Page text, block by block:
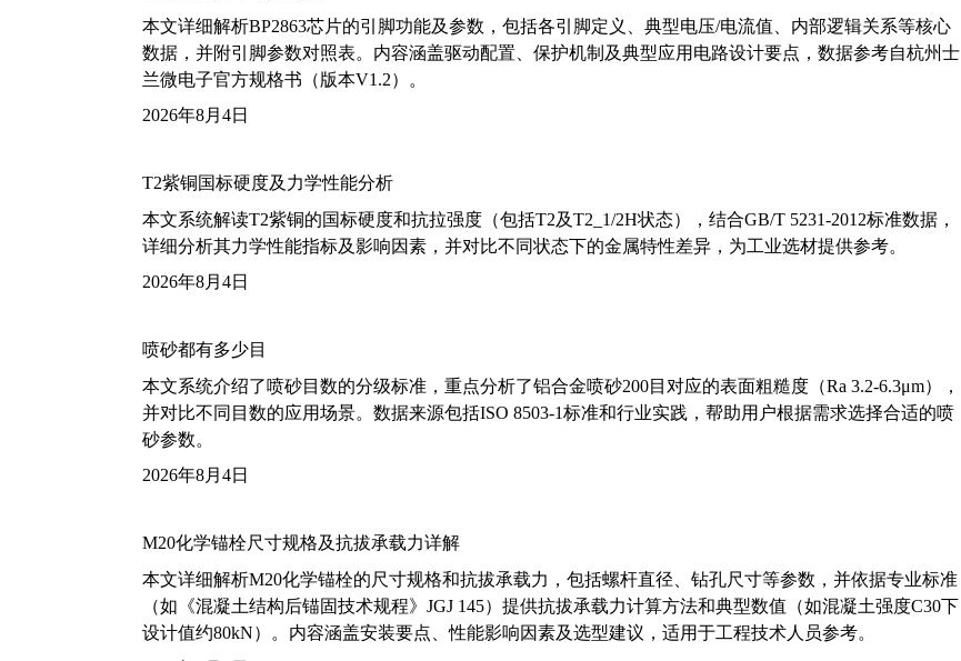
本文详细解析BP2863芯片的引脚功能及参数，包括各引脚定义、典型电压/电流值、内部逻辑关系等核心
数据，并附引脚参数对照表。内容涵盖驱动配置、保护机制及典型应用电路设计要点，数据参考自杭州士
兰微电子官方规格书（版本V1.2）。
2026年8月4日
T2紫铜国标硬度及力学性能分析
本文系统解读T2紫铜的国标硬度和抗拉强度（包括T2及T2_1/2H状态），结合GB/T 5231-2012标准数据，
详细分析其力学性能指标及影响因素，并对比不同状态下的金属特性差异，为工业选材提供参考。
2026年8月4日
喷砂都有多少目
本文系统介绍了喷砂目数的分级标准，重点分析了铝合金喷砂200目对应的表面粗糙度（Ra 3.2-6.3μm），
并对比不同目数的应用场景。数据来源包括ISO 8503-1标准和行业实践，帮助用户根据需求选择合适的喷
砂参数。
2026年8月4日
M20化学锚栓尺寸规格及抗拔承载力详解
本文详细解析M20化学锚栓的尺寸规格和抗拔承载力，包括螺杆直径、钻孔尺寸等参数，并依据专业标准
（如《混凝土结构后锚固技术规程》JGJ 145）提供抗拔承载力计算方法和典型数值（如混凝土强度C30下
设计值约80kN）。内容涵盖安装要点、性能影响因素及选型建议，适用于工程技术人员参考。